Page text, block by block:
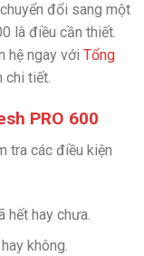
đổi sang một
là điều cần thiết.
hệ ngay với Tổng
chi tiết.
PRO 600
tra các điều kiện
hay chưa.
không.